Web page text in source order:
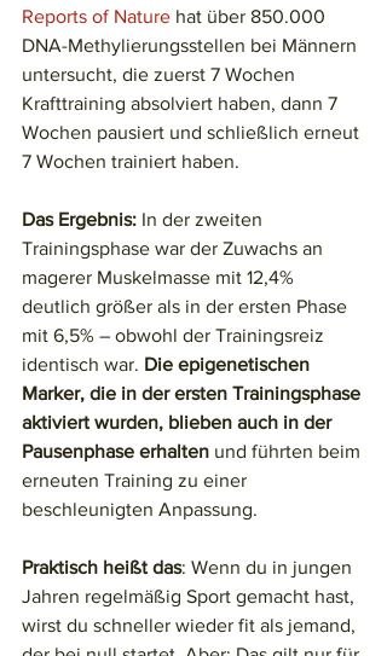
Reports of Nature hat über 850.000
DNA-Methylierungsstellen bei Männern
untersucht, die zuerst 7 Wochen
Krafttraining absolviert haben, dann 7
Wochen pausiert und schließlich erneut
7 Wochen trainiert haben.
Das Ergebnis: In der zweiten
Trainingsphase war der Zuwachs an
magerer Muskelmasse mit 12,4%
deutlich größer als in der ersten Phase
mit 6,5% – obwohl der Trainingsreiz
identisch war. Die epigenetischen
Marker, die in der ersten Trainingsphase
aktiviert wurden, blieben auch in der
Pausenphase erhalten und führten beim
erneuten Training zu einer
beschleunigten Anpassung.
Praktisch heißt das: Wenn du in jungen
Jahren regelmäßig Sport gemacht hast,
wirst du schneller wieder fit als jemand,